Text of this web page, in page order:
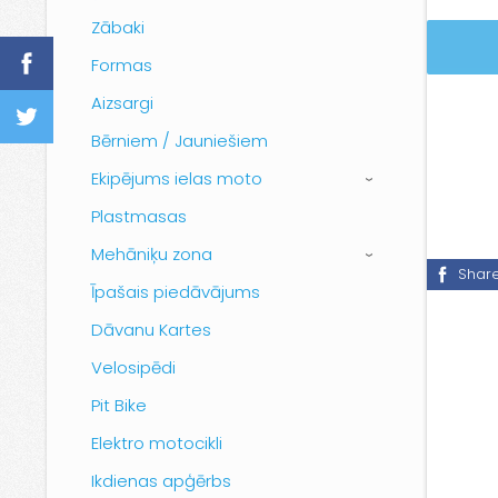
Zābaki
Formas
Aizsargi
Bērniem / Jauniešiem
Ekipējums ielas moto
›
Plastmasas
Mehāniķu zona
›
Īpašais piedāvājums
Dāvanu Kartes
Velosipēdi
Pit Bike
Elektro motocikli
Ikdienas apģērbs